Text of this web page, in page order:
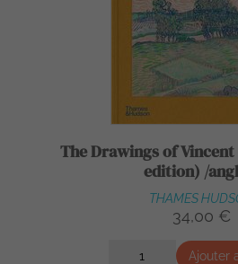
The Drawings of
edition) /
THAMES
34,00 €
Ajouter